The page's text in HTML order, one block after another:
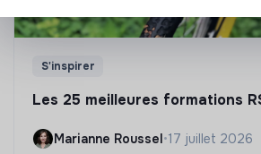
S'inspirer
Les 25 meilleures formations
Marianne Roussel•17 juillet 2026